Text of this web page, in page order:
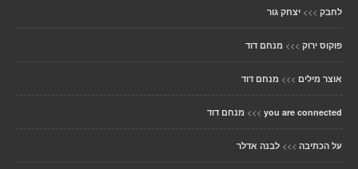
לחבק >>> יצחק גור
פוקוס ירוק >>> מנחם דוד
אוצר מילים >>> מנחם דוד
you are connected
>>> מנחם דוד
על הכתיבה >>> לבנה אדלר